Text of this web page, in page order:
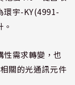
環宇-KY(4991-
性需求轉變，也
關的光通訊元件